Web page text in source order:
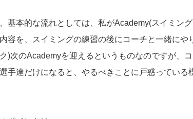
基本的な流れとしては、私がAcademy(スイミン
容を、スイミングの練習の後にコーチと一緒にや
)次のAcademyを迎えるというものなのですが、
手達だけになると、やるべきことに戸惑っている